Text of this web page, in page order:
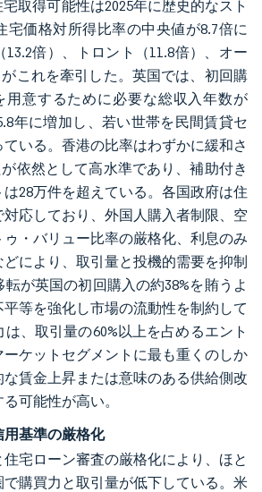
取得可能性は2025年に歴史的なスト
宅価格対所得比率の中央値が8.7倍に
倍）、トロント（11.8倍）、オー
これを牽引した。英国では、初回購
用意するために必要な総収入年数が
年に増加し、若い世帯を民間賃貸セ
いる。香港の比率はわずかに緩和さ
依然として高水準であり、補助付き
28万件を超えている。各国政府は住
応しており、外国人購入者制限、空
・バリュー比率の厳格化、利息のみ
により、取引量と投機的需要を抑制
が英国の初回購入の約38%を賄うよ
等を強化し市場の流動性を制約して
、取引量の60%以上を占めるエント
ーケットセグメントに最も重くのしか
賃金上昇または意味のある供給側改
可能性が高い。
基準の厳格化
宅ローン審査の厳格化により、ほと
購買力と取引量が低下している。米